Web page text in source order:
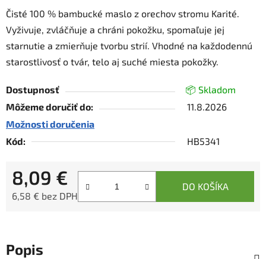
Čisté 100 % bambucké maslo z orechov stromu Karité.
Vyživuje, zvláčňuje a chráni pokožku, spomaľuje jej
starnutie a zmierňuje tvorbu strií. Vhodné na každodennú
starostlivosť o tvár, telo aj suché miesta pokožky.
Dostupnosť
📦 Skladom
Môžeme doručiť do:
11.8.2026
Možnosti doručenia
Kód:
HB5341
8,09 €
6,58 € bez DPH
DO KOŠÍKA
Popis